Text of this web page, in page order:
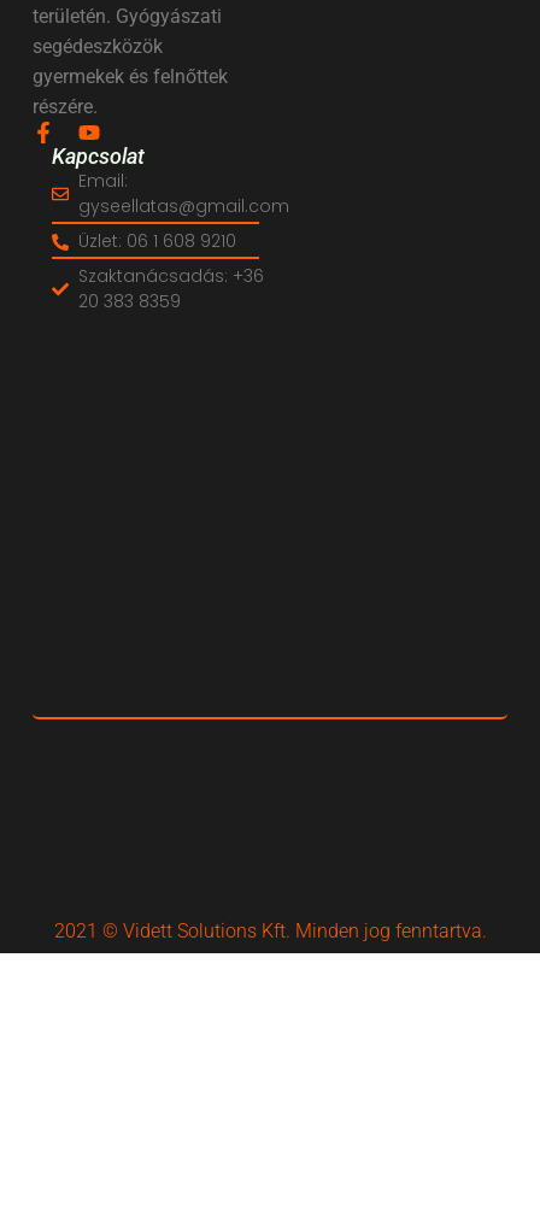
területén. Gyógyászati
segédeszközök
gyermekek és felnőttek
részére.
Kapcsolat
Email:
gyseellatas@gmail.com
Üzlet: 06 1 608 9210
Szaktanácsadás: +36
20 383 8359
2021 © Vidett Solutions Kft. Minden jog fenntartva.